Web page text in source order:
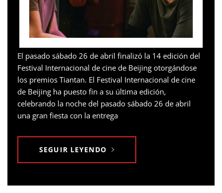
El pasado sábado 26 de abril finalizó la 14 edición del
Festival Internacional de cine de Beijing otorgándose
los premios Tiantan. El Festival Internacional de cine
de Beijing ha puesto fin a su última edición,
celebrando la noche del pasado sábado 26 de abril
una gran fiesta con la entrega
SEGUIR LEYENDO